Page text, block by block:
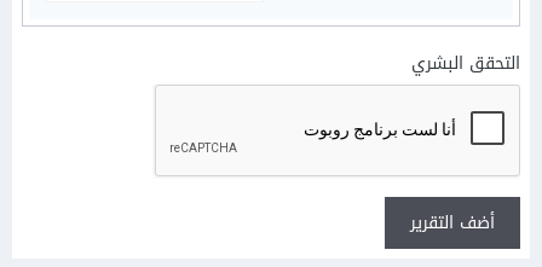
التحقق البشري
أضف التقرير